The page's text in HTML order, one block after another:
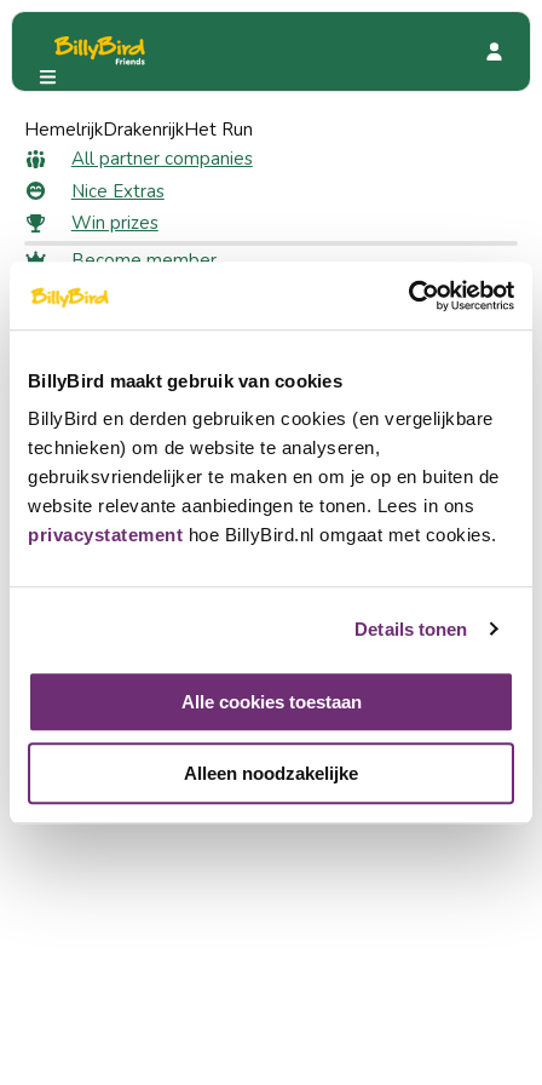
BillyBird maakt gebruik van cookies
BillyBird en derden gebruiken cookies (en vergelijkbare
technieken) om de website te analyseren,
gebruiksvriendelijker te maken en om je op en buiten de
website relevante aanbiedingen te tonen. Lees in ons
privacystatement hoe BillyBird.nl omgaat met cookies.
Details tonen
Alle cookies toestaan
Alleen noodzakelijke
HemelrijkDrakenrijkHet Run
All partner companies
Nice Extras
Win prizes
Become member
Login
Choose a language
Nederlands
English
Deutsch
Become partner
Steinerbos Reviews
All reviews for Steinerbos
Place a review
Quickly to
All partner companies
Nice Extras
Win prizes
About BillyBird
Gift voucher
Press
Operation of beach baths
For partner companies
Register a company